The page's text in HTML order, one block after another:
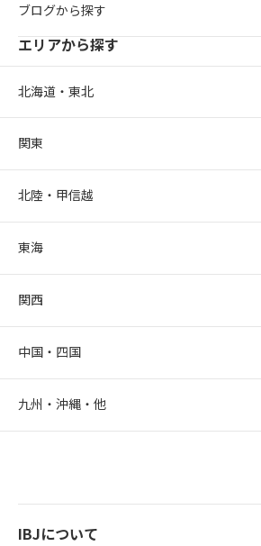
ブログから探す
エリアから探す
北海道・東北
関東
北陸・甲信越
東海
関西
中国・四国
九州・沖縄・他
IBJについて